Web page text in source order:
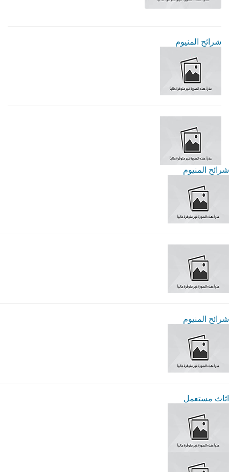
شرائح المنيوم
شرائح المنيوم
شرائح المنيوم
اثاث مستعمل